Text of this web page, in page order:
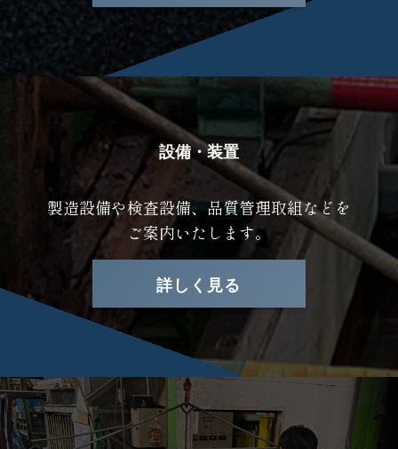
設備・装置
製造設備や検査設備、品質管理取組などを
ご案内いたします。
詳しく見る